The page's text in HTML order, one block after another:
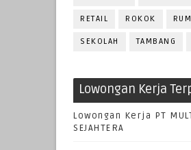
RETAIL ROKOK
SEKOLAH TAMBANG
Lowongan Kerja
Lowongan Kerja PT
SEJAHTERA